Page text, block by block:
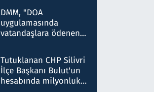
DMM, "DOA
uygulamasında
vatandaşlara ödenen
düşürüldüğü" iddiasını
yalanladı
Tutuklanan CHP Silivri
İlçe Başkanı Bulut'un
hesabında milyonluk